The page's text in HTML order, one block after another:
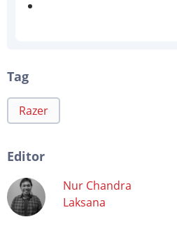
Tag
Razer
Editor
Nur Chandra
Laksana